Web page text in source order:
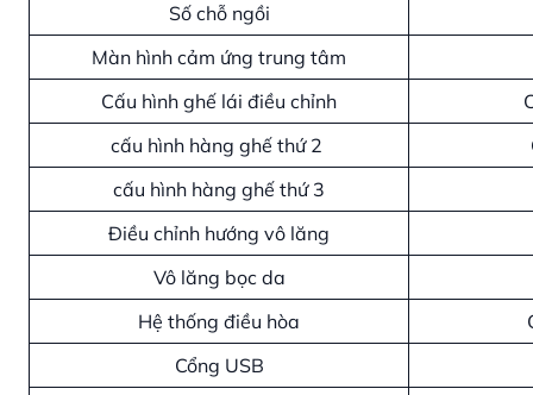
Số chỗ ngồi
Màn hình cảm ứng trung tâm
Cấu hình ghế lái điều chỉnh
cấu hình hàng ghế thứ 2
cấu hình hàng ghế thứ 3
Điều chỉnh hướng vô lăng
Vô lăng bọc da
Hệ thống điều hòa
Cổng USB